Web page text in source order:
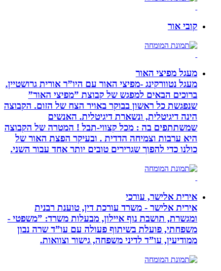
קובי אור
מעגל מפיצי האור
מעגל נטוורקינג -מפיצי האור עם היו”ר אורית גרושטיין.
ברוכים הבאים למפגש של קבוצת ”מפיצי האור”
שנפגשת כל ראשון בבוקר באויר הצח של הזום. הקבוצה
הינה דיגיטלית, ונשארת דיגיטלית. האנשים
שמשתתפים בה : מכל קצווי-תבל ! המטרה של הקבוצה
היא ערבות וצמיחה הדדית . ובעיקר הפצת האור של
כולנו כדי להפוך שגרירים טובים יותר אחד עבור השני.
אירית אלישר, עורכי
אירית אלישר - משרד עורכת דין, טוענת רבנית
ומגשרת, תושבת נוף איילון, מבעלות משרד: ”משפטי -
משפחתי, פועלת בשיתוף פעולה עם עו”ד שרה נבון
ממודיעין, עו”ד לדיני משפחה, גישור וצוואות.